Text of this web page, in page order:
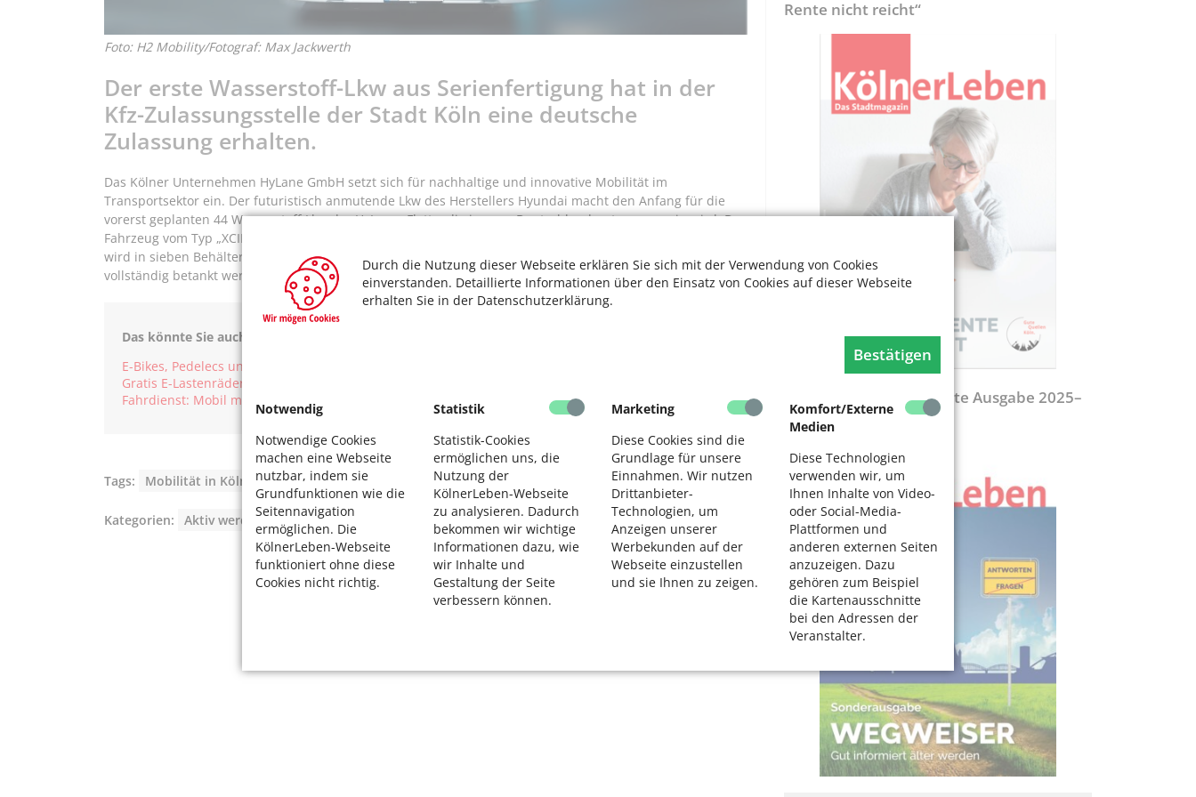
Durch die Nutzung dieser Webseite erklären Sie sich mit der Verwendung von Cookies
einverstanden. Detaillierte Informationen über den Einsatz von Cookies auf dieser Webseite
erhalten Sie in der Datenschutzerklärung.
Bestätigen
Notwendig
Notwendige Cookies
machen eine Webseite
nutzbar, indem sie
Grundfunktionen wie die
Seitennavigation
ermöglichen. Die
KölnerLeben-Webseite
funktioniert ohne diese
Cookies nicht richtig.
Statistik
Statistik-Cookies
ermöglichen uns, die
Nutzung der
KölnerLeben-Webseite
zu analysieren. Dadurch
bekommen wir wichtige
Informationen dazu, wie
wir Inhalte und
Gestaltung der Seite
verbessern können.
Marketing
Diese Cookies sind die
Grundlage für unsere
Einnahmen. Wir nutzen
Drittanbieter-
Technologien, um
Anzeigen unserer
Werbekunden auf der
Webseite einzustellen
und sie Ihnen zu zeigen.
Komfort/Externe
Medien
Diese Technologien
verwenden wir, um
Ihnen Inhalte von Video-
oder Social-Media-
Plattformen und
anderen externen Seiten
anzuzeigen. Dazu
gehören zum Beispiel
die Kartenausschnitte
bei den Adressen der
Veranstalter.
Foto: H2 Mobility/Fotograf: Max Jackwerth
Der erste Wasserstoff-Lkw aus Serienfertigung hat in der
Kfz-Zulassungsstelle der Stadt Köln eine deutsche
Zulassung erhalten.
Das Kölner Unternehmen HyLane GmbH setzt sich für nachhaltige und innovative Mobilität im
Transportsektor ein. Der futuristisch anmutende Lkw des Herstellers Hyundai macht den Anfang für die
vorerst geplanten 44 Wasserstoff-Lkw der HyLane- Flotte, die in ganz Deutschland unterwegs sein wird. Das
Fahrzeug vom Typ „XCIENT Fuel Cell“ verfügt über eine Reichweite von rund 400 Kilometer. Der Wasserstoff
wird in sieben Behältern gespeichert, die je nach Temperatur in einer Spanne von 8 bis 20 Minuten
vollständig betankt werden können.
Das könnte Sie auch interessieren:
E-Bikes, Pedelecs und Lastenräder für Senioren in Köln
Gratis E-Lastenräder ausleihen
Fahrdienst: Mobil mit dem „Schmuk(e)Pack“
Tags: Mobilität in Köln , Nachhaltigkeit
Kategorien: Aktiv werden
Rente nicht reicht“
Wegweiser - Aktualisierte Ausgabe 2025–
2027